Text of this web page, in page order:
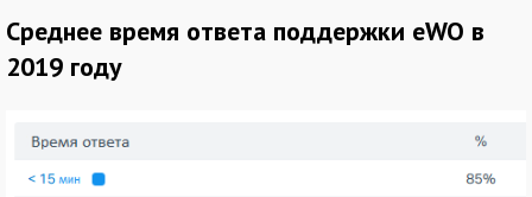
Среднее время ответа поддержки eWO в
2019 году